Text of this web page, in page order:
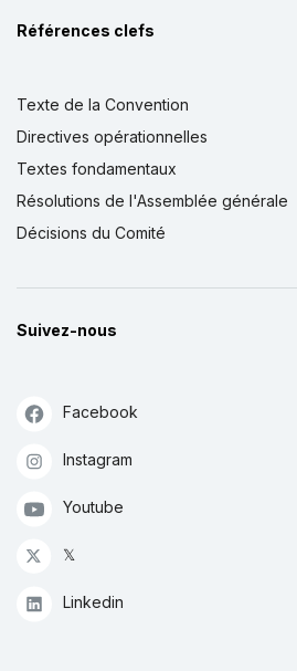
Références clefs
Texte de la Convention
Directives opérationnelles
Textes fondamentaux
Résolutions de l'Assemblée générale
Décisions du Comité
Suivez-nous
Facebook
Instagram
Youtube
𝕏
Linkedin